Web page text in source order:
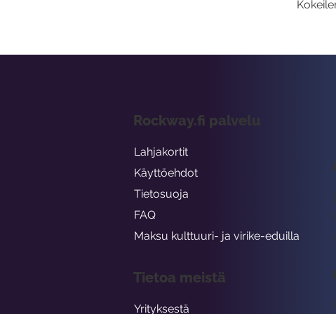
Rockway.fi palvelu
Lahjakortit
Käyttöehdot
Tietosuoja
FAQ
Maksu kulttuuri- ja virike-eduilla
Tietoa meistä
Yrityksestä